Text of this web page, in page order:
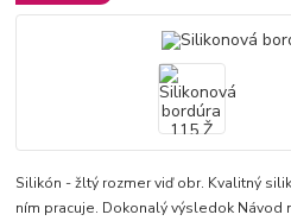
Silikón - žltý rozmer viď obr. Kvalitný
ním pracuje. Dokonalý výsledok Návod